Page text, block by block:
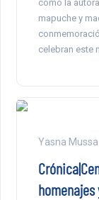
cómo la
mapuche y
celebran este
Yasna Mussa